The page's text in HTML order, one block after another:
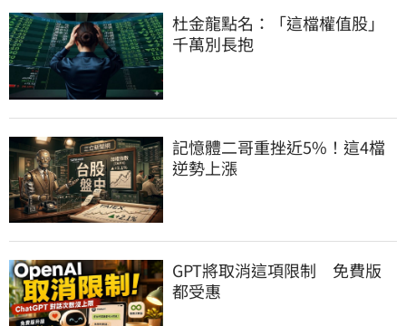
杜金龍點名：「這檔權值股」
千萬別長抱
記憶體二哥重挫近5%！這4檔
逆勢上漲
GPT將取消這項限制　免費版
都受惠